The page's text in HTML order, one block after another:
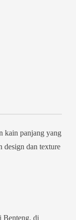
kain panjang yang
design dan texture
Benteng, di